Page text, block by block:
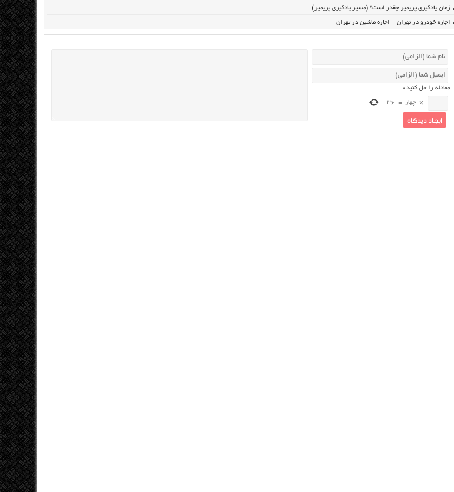
زمان یادگیری پریمیر چقدر است؟ (مسیر یادگیری پریمیر)
اجاره خودرو در تهران – اجاره ماشین در تهران
معادله را حل کنید*
× چهار =
36